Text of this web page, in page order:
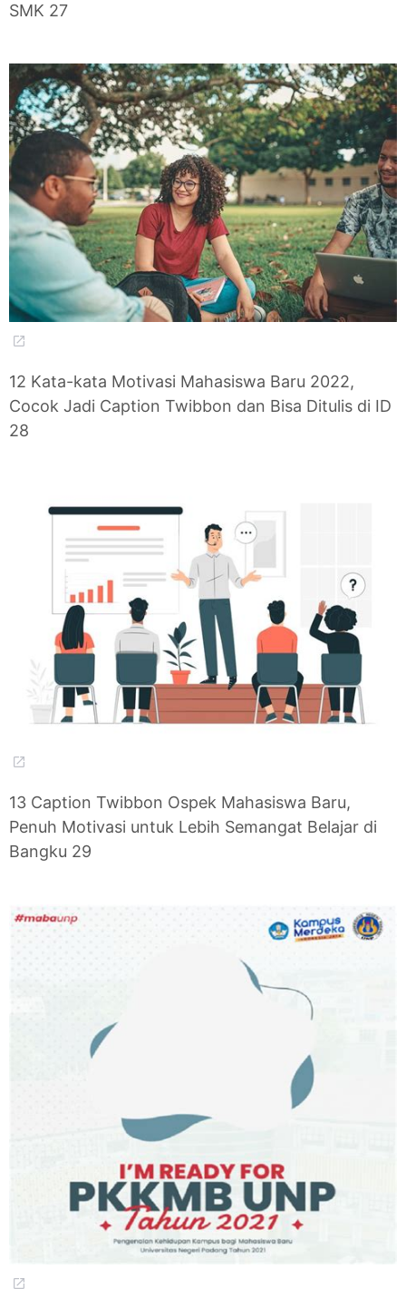
SMK 27
12 Kata-kata Motivasi Mahasiswa Baru 2022,
Cocok Jadi Caption Twibbon dan Bisa Ditulis di ID
28
13 Caption Twibbon Ospek Mahasiswa Baru,
Penuh Motivasi untuk Lebih Semangat Belajar di
Bangku 29